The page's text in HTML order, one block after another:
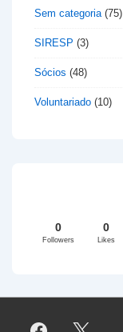
Sem categoria(75)
SIRESP (3)
Sócios (48)
Voluntariado (10)
0
Followers
0
Likes